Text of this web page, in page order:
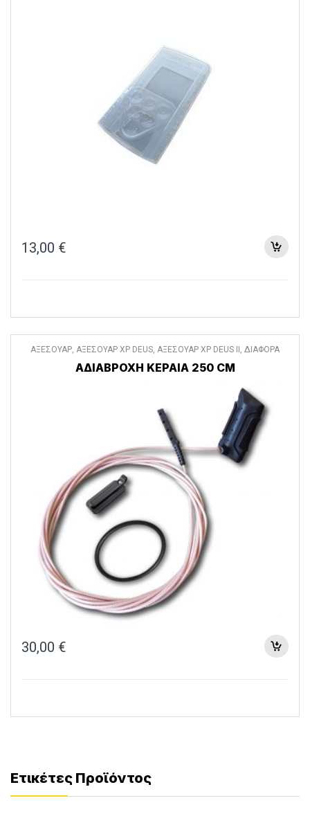
13,00 €
ΑΞΕΣΟΥΑΡ ΑΞΕΣΟΥΑΡ XP DEUS ΑΞΕΣΟΥΑΡ XP DEUS II ΔΙΑΦΟΡΑ
ΑΔΙΑΒΡΟΧΗ ΚΕΡΑΙΑ 250 CM
30,00 €
Ετικέτες Προϊόντος